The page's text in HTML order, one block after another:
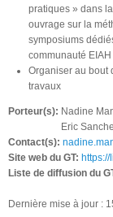
pratiques » dans
ouvrage sur la
symposiums
communauté EIAH
Organiser au bout
travaux
Porteur(s): Nadine
Eric
Contact(s):
Site web du GT: https://
Liste de diffusion du
Dernière mise à jour :